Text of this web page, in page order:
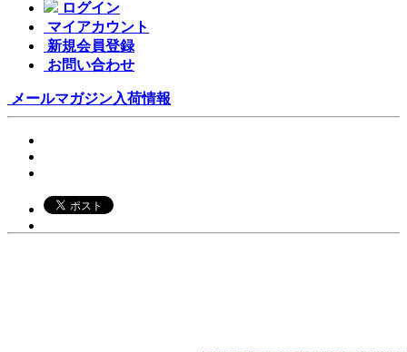
ログイン
マイアカウント
新規会員登録
お問い合わせ
メールマガジン入荷情報